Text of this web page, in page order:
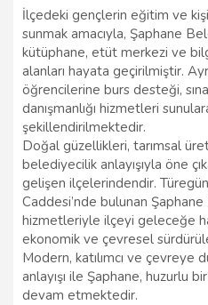
İlçedeki gençlerin eğitim ve
sunmak amacıyla, Şaphane
kütüphane, etüt merkezi ve
alanları hayata geçirilmiştir.
öğrencilerine burs desteği,
danışmanlığı hizmetleri
şekillendirilmektedir.
Doğal güzellikleri, tarımsal
belediyecilik anlayışıyla öne
gelişen ilçelerindendir.
Caddesi’nde bulunan
hizmetleriyle ilçeyi geleceğe
ekonomik ve çevresel
Modern, katılımcı ve çevreye
anlayışı ile Şaphane, huzurlu
devam etmektedir.